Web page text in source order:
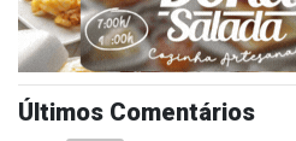
Últimos Comentários